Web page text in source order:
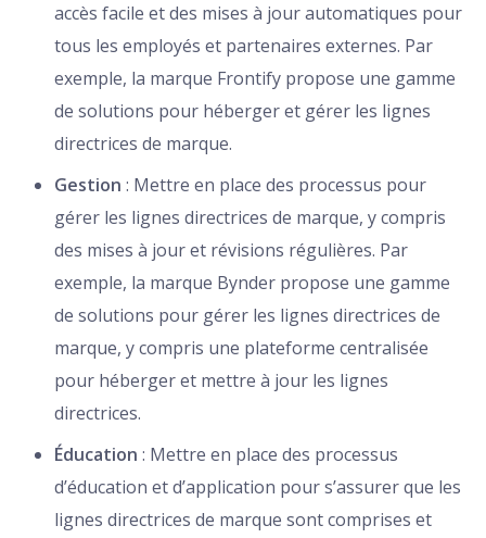
accès facile et des mises à jour automatiques pour
tous les employés et partenaires externes. Par
exemple, la marque Frontify propose une gamme
de solutions pour héberger et gérer les lignes
directrices de marque.
Gestion : Mettre en place des processus pour
gérer les lignes directrices de marque, y compris
des mises à jour et révisions régulières. Par
exemple, la marque Bynder propose une gamme
de solutions pour gérer les lignes directrices de
marque, y compris une plateforme centralisée
pour héberger et mettre à jour les lignes
directrices.
Éducation : Mettre en place des processus
d’éducation et d’application pour s’assurer que les
lignes directrices de marque sont comprises et